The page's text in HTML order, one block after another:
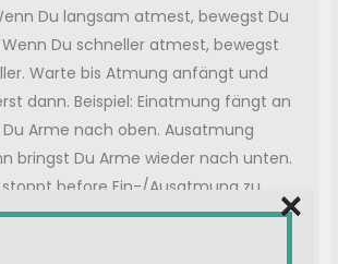
Du langsam atmest, bewegst Du
Du schneller atmest, bewegst
Warte bis Atmung anfängt und
dann. Beispiel: Einatmung fängt an
Arme nach oben. Ausatmung
bringst Du Arme wieder nach unten.
stoppt before Ein-/Ausatmung zu
Ausatmung rahmen sozusagen×